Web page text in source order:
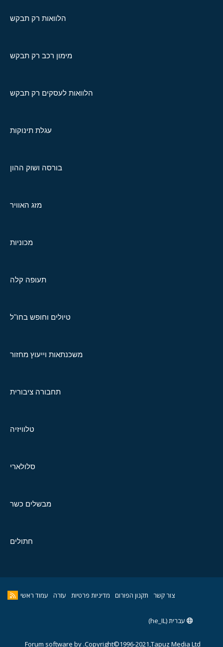
הלוואות רק תבקש
מימון רכב רק תבקש
הלוואות לעסקים רק תבקש
עגלת תינוקות
בורסה ושוק ההון
מזג האוויר
מכוניות
תעופה קלה
טיולים וחופש בחו"ל
משכנתאות וייעוץ מחזור
תחבורה ציבורית
טלוויזיה
סלולארי
מבשלים כשר
חתולים
צור קשר תקנון הפורום מדיניות פרטיות עזרה עמוד ראשי
עברית (he_IL)
Copyright©1996-2021,Tapuz Media Ltd.
Forum software by